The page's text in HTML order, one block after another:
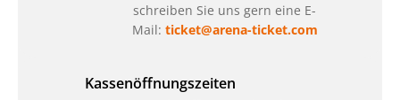
schreiben Sie uns gern eine E-
Mail: ticket@arena-ticket.com
Kassenöffnungszeiten